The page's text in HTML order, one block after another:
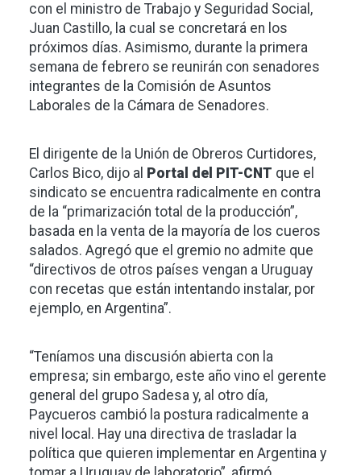
con el ministro de Trabajo y Seguridad Social,
Juan Castillo, la cual se concretará en los
próximos días. Asimismo, durante la primera
semana de febrero se reunirán con senadores
integrantes de la Comisión de Asuntos
Laborales de la Cámara de Senadores.
El dirigente de la Unión de Obreros Curtidores,
Carlos Bico, dijo al Portal del PIT-CNT que el
sindicato se encuentra radicalmente en contra
de la “primarización total de la producción”,
basada en la venta de la mayoría de los cueros
salados. Agregó que el gremio no admite que
“directivos de otros países vengan a Uruguay
con recetas que están intentando instalar, por
ejemplo, en Argentina”.
“Teníamos una discusión abierta con la
empresa; sin embargo, este año vino el gerente
general del grupo Sadesa y, al otro día,
Paycueros cambió la postura radicalmente a
nivel local. Hay una directiva de trasladar la
política que quieren implementar en Argentina y